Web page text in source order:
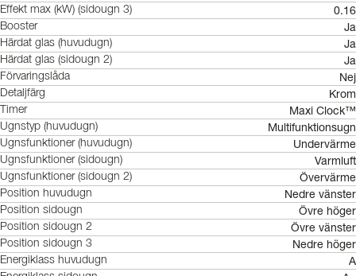
Effekt max (kW) (sidougn 3) 0.16
Booster Ja
Härdat glas (huvudugn) Ja
Härdat glas (sidougn 2) Ja
Förvaringslåda Nej
Detaljfärg Krom
Timer Maxi Clock™
Ugnstyp (huvudugn) Multifunktionsugn
Ugnsfunktioner (huvudugn) Undervärme
Ugnsfunktioner (sidougn) Varmluft
Ugnsfunktioner (sidougn 2) Övervärme
Position huvudugn Nedre vänster
Position sidougn Övre höger
Position sidougn 2 Övre vänster
Position sidougn 3 Nedre höger
Energiklass huvudugn A